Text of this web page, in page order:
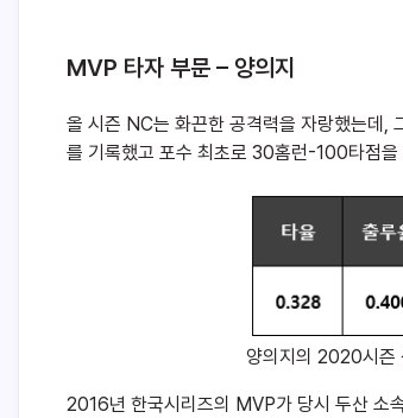
MVP 타자 부문 – 양의지
올 시즌 NC는 화끈한 공격력을 자랑했는데,
를 기록했고 포수 최초로 30홈런-100타점
양의지의 2020시즌
2016년 한국시리즈의 MVP가 당시 두산 소